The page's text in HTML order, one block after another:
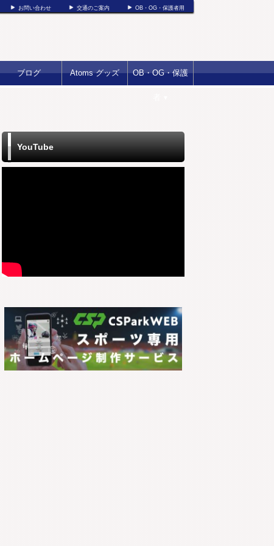
お問い合わせ 交通のご案内 OB・OG・保護者用
ブログ Atoms グッズ OB・OG・保護
YouTube